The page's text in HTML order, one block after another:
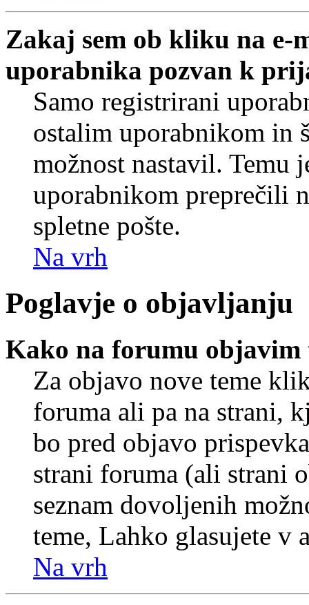
Zakaj sem ob kliku na e-
uporabnika pozvan k
Samo registrirani
ostalim uporabnikom in
možnost nastavil. Temu
uporabnikom preprečili
spletne pošte.
Na vrh
Poglavje o objavljanju
Kako na forumu objavim
Za objavo nove teme
foruma ali pa na strani,
bo pred objavo
strani foruma (ali strani
seznam dovoljenih
teme, Lahko glasujete v
Na vrh